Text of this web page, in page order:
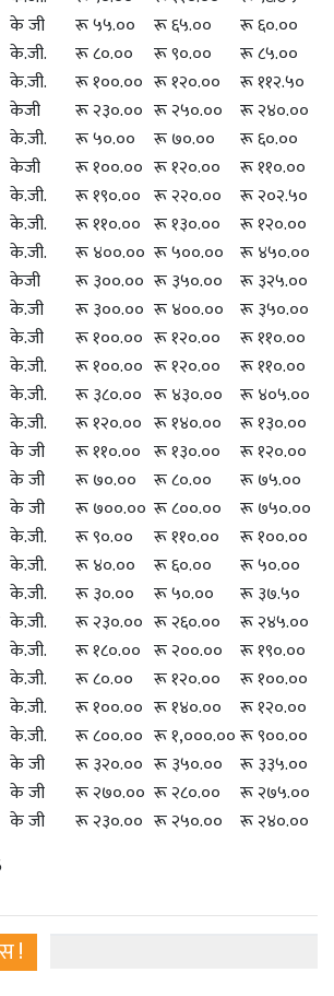
के जी रू ५५.०० रू ६५.००
रू ६०.००
के.जी. रू ८०.०० रू ९०.००
रू ८५.००
के.जी. रू १००.०० रू १२०.००
रू ११२.५०
केजी रू २३०.०० रू २५०.००
रू २४०.००
के.जी. रू ५०.०० रू ७०.००
रू ६०.००
केजी रू १००.०० रू १२०.००
रू ११०.००
के.जी. रू १९०.०० रू २२०.००
रू २०२.५०
के.जी. रू ११०.०० रू १३०.००
रू १२०.००
के.जी. रू ४००.०० रू ५००.०० रू ४५०.००
केजी रू ३००.०० रू ३५०.००
रू ३२५.००
के.जी रू ३००.०० रू ४००.०० रू ३५०.००
के.जी रू १००.०० रू १२०.००
रू ११०.००
के.जी. रू १००.०० रू १२०.००
रू ११०.००
के.जी. रू ३८०.०० रू ४३०.००
रू ४०५.००
के.जी. रू १२०.०० रू १४०.००
रू १३०.००
के जी रू ११०.०० रू १३०.००
रू १२०.००
के जी रू ७०.०० रू ८०.००
रू ७५.००
के जी रू ७००.०० रू ८००.००
रू ७५०.००
के.जी. रू ९०.०० रू ११०.००
रू १००.००
के.जी. रू ४०.०० रू ६०.००
रू ५०.००
के.जी. रू ३०.०० रू ५०.००
रू ३७.५०
के.जी. रू २३०.०० रू २६०.००
रू २४५.००
के.जी. रू १८०.०० रू २००.००
रू १९०.००
के.जी. रू ८०.०० रू १२०.००
रू १००.००
के.जी. रू १००.०० रू १४०.००
रू १२०.००
के.जी. रू ८००.०० रू १,०००.००रू ९००.००
के जी रू ३२०.०० रू ३५०.००
रू ३३५.००
के जी रू २७०.०० रू २८०.००
रू २७५.००
के जी रू २३०.०० रू २५०.००
रू २४०.००
!